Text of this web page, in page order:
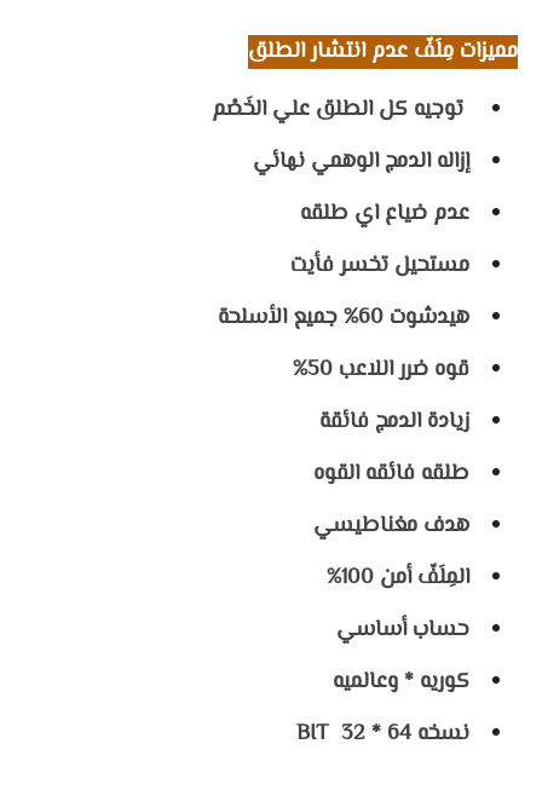
مميزات مِلَفّ عدم انتشار الطلق
توجيه كل الطلق علي الخَصْم
إزاله الدمج الوهمي نهائي
عدم ضياع اي طلقه
مستحيل تخسر فأيت
هيدشوت 60% جميع الأسلحة
قوه ضرر اللاعب 50%
زيادة الدمج فائقة
طلقه فائقه القوه
هدف مغناطيسي
المِلَفّ أمن 100%
حساب أساسي
كوريه * وعالميه
نسخه 64 * 32  BIT